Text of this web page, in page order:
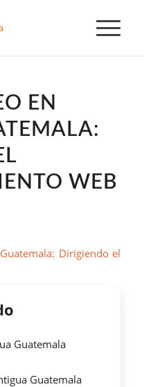
EN
WEB
Guatemala
Guatemala